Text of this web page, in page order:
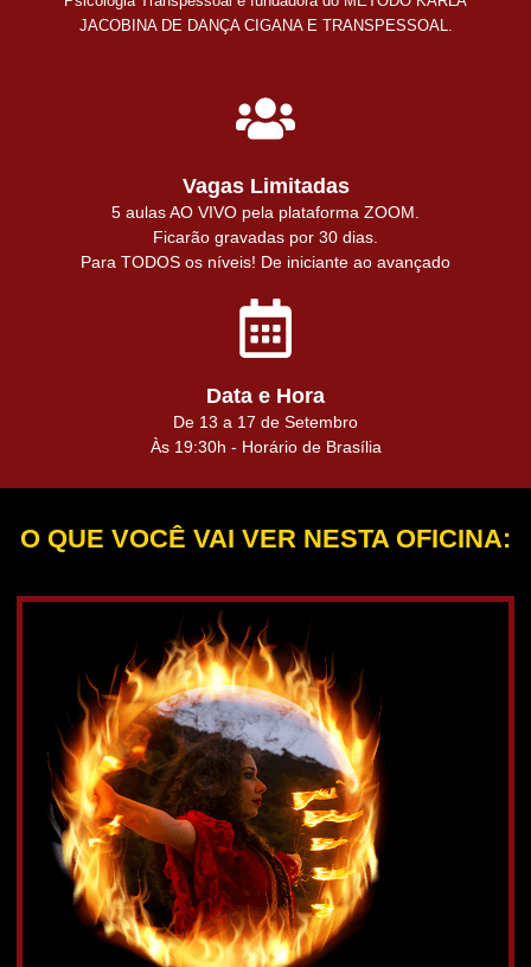
JACOBINA DE DANÇA CIGANA E TRANSPESSOAL.
Vagas Limitadas
5 aulas AO VIVO pela plataforma ZOOM.
Ficarão gravadas por 30 dias.
Para TODOS os níveis! De iniciante ao avançado
Data e Hora​
De 13 a 17 de Setembro
Às 19:30h - Horário de Brasília
O QUE VOCÊ VAI VER NESTA OFICINA: